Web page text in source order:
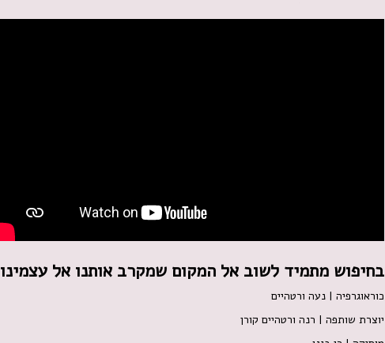
בחיפוש מתמיד לשוב אל המקום שמקרב אותנו אל עצמינו
כוראוגרפיה | נעה ורטהיים
יוצרת שותפה | רנה ורטהיים קורן